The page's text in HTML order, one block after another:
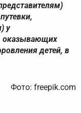
у
оказывающих
детей, в
Фото: freepik.com